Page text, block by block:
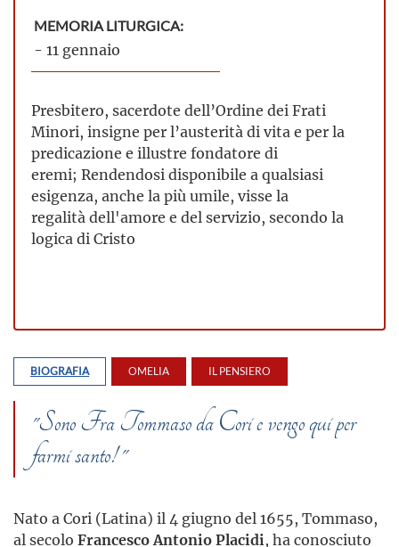
MEMORIA LITURGICA:
- 11 gennaio
Presbitero, sacerdote dell’Ordine dei Frati
Minori, insigne per l’austerità di vita e per la
predicazione e illustre fondatore di
eremi; Rendendosi disponibile a qualsiasi
esigenza, anche la più umile, visse la
regalità dell'amore e del servizio, secondo la
logica di Cristo
BIOGRAFIA OMELIA IL PENSIERO
"Sono Fra Tommaso da Cori e vengo qui per
farmi santo! "
Nato a Cori (Latina) il 4 giugno del 1655, Tommaso,
al secolo Francesco Antonio Placidi, ha conosciuto